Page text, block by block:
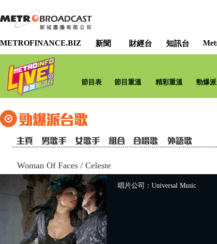
METROFINANCE.BIZ 新聞 財經台 知訊台
節目表 節目重溫 精彩重溫 勁爆
Woman Of Faces / Celeste
唱片公司：Universal Music